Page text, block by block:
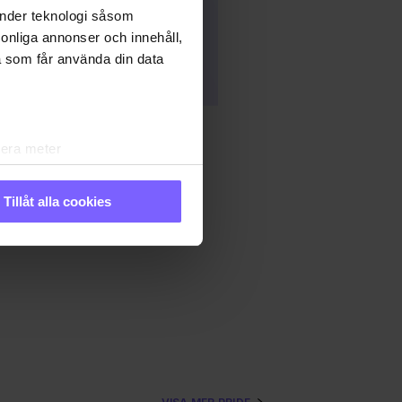
teknologi såsom
annonser och innehåll,
får använda din data
meter
. Du kan ändra
information från din enhet
kombinera informationen
Tillåt alla cookies